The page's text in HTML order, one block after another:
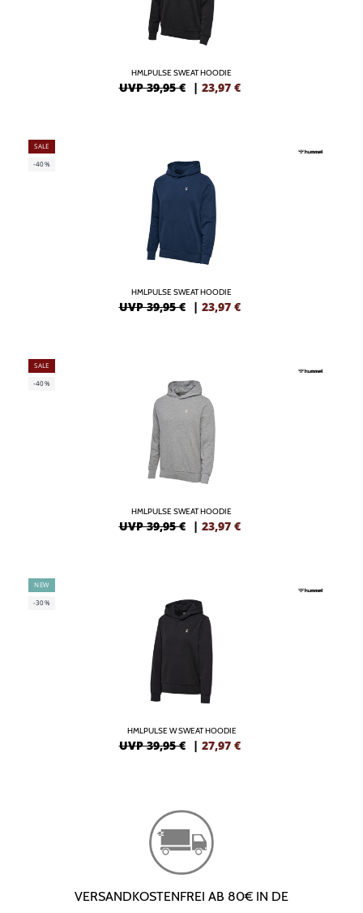
HMLPULSE SWEAT HOODIE
UVP 39,95 € | 23,97 €
SALE
-40%
HMLPULSE SWEAT HOODIE
UVP 39,95 € | 23,97 €
SALE
-40%
HMLPULSE SWEAT HOODIE
UVP 39,95 € | 23,97 €
NEW
-30%
HMLPULSE W SWEAT HOODIE
UVP 39,95 € | 27,97 €
VERSANDKOSTENFREI AB 80€ IN DE